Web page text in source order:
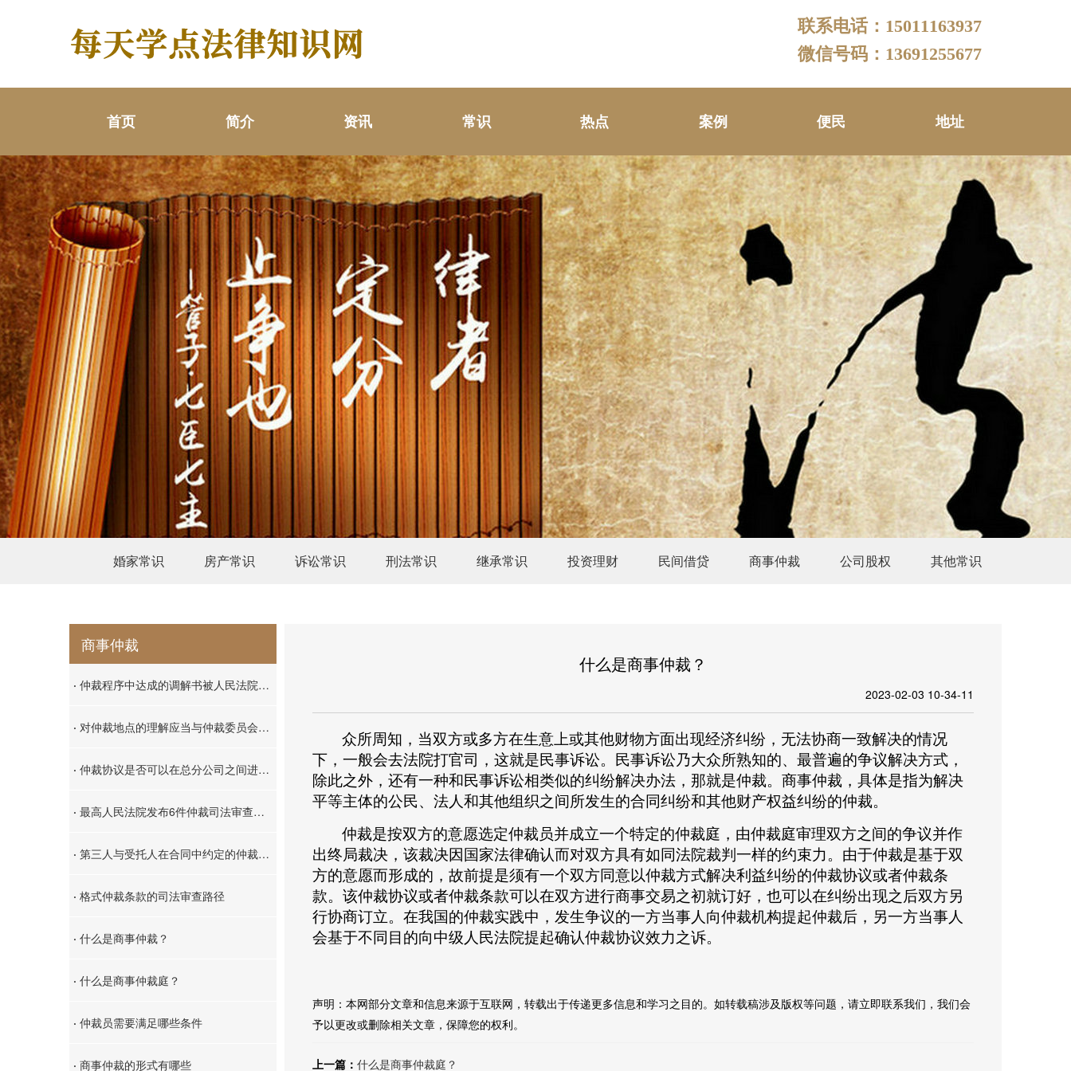
联系电话：15011163937
微信号码：13691255677
首页 简介 资讯 常识 热点 案例 便民 地址
婚家常识 房产常识 诉讼常识 刑法常识 继承常识 投资理财 民间借贷 商事仲裁 公司股权 其他常识
什么是商事仲裁？
2023-02-03 10-34-11
众所周知，当双方或多方在生意上或其他财物方面出现经济纠纷，无法协商一致解决的情况
下，一般会去法院打官司，这就是民事诉讼。民事诉讼乃大众所熟知的、最普遍的争议解决方式，
除此之外，还有一种和民事诉讼相类似的纠纷解决办法，那就是仲裁。商事仲裁，具体是指为解决
平等主体的公民、法人和其他组织之间所发生的合同纠纷和其他财产权益纠纷的仲裁。
仲裁是按双方的意愿选定仲裁员并成立一个特定的仲裁庭，由仲裁庭审理双方之间的争议并作
出终局裁决，该裁决因国家法律确认而对双方具有如同法院裁判一样的约束力。由于仲裁是基于双
方的意愿而形成的，故前提是须有一个双方同意以仲裁方式解决利益纠纷的仲裁协议或者仲裁条
款。该仲裁协议或者仲裁条款可以在双方进行商事交易之初就订好，也可以在纠纷出现之后双方另
行协商订立。在我国的仲裁实践中，发生争议的一方当事人向仲裁机构提起仲裁后，另一方当事人
会基于不同目的向中级人民法院提起确认仲裁协议效力之诉。
声明：本网部分文章和信息来源于互联网，转载出于传递更多信息和学习之目的。如转载稿涉及版权等问题，请立即联系我们，我们会
予以更改或删除相关文章，保障您的权利。
上一篇： 什么是商事仲裁庭？
商事仲裁
· 仲裁程序中达成的调解书被人民法院依职权裁定不予执行的，当事人可以向人民法院起诉
· 对仲裁地点的理解应当与仲裁委员会设立地域范围保持一致，“卖方仲裁委员会”应指市级范围
· 仲裁协议是否可以在总分公司之间进行效力扩张？
· 最高人民法院发布6件仲裁司法审查指导性案例
· 第三人与受托人在合同中约定的仲裁条款对委托人是否适用？
· 格式仲裁条款的司法审查路径
· 什么是商事仲裁？
· 什么是商事仲裁庭？
· 仲裁员需要满足哪些条件
· 商事仲裁的形式有哪些